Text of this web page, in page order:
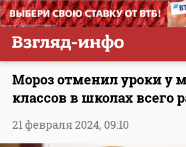
Мороз отменил уроки у
классов в школах всего
21 февраля 2024, 09:10